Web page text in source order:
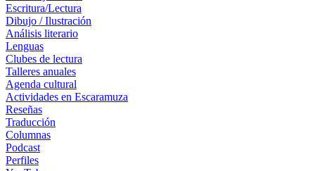
Escritura/Lectura
Dibujo / Ilustración
Análisis literario
Lenguas
Clubes de lectura
Talleres anuales
Agenda cultural
Actividades en Escaramuza
Reseñas
Traducción
Columnas
Podcast
Perfiles